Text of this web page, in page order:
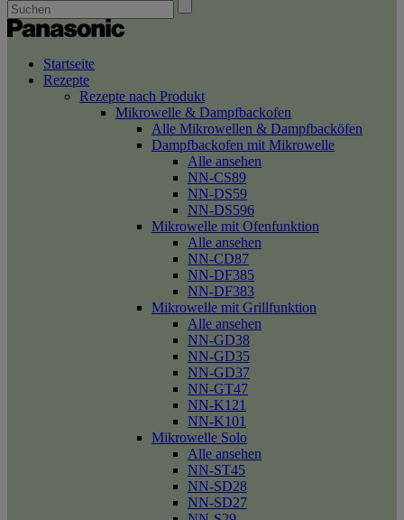
Startseite
Rezepte
Rezepte nach Produkt
Mikrowelle & Dampfbackofen
Alle Mikrowellen & Dampfbacköfen
Dampfbackofen mit Mikrowelle
Alle ansehen
NN-CS89
NN-DS59
NN-DS596
Mikrowelle mit Ofenfunktion
Alle ansehen
NN-CD87
NN-DF385
NN-DF383
Mikrowelle mit Grillfunktion
Alle ansehen
NN-GD38
NN-GD35
NN-GD37
NN-GT47
NN-K121
NN-K101
Mikrowelle Solo
Alle ansehen
NN-ST45
NN-SD28
NN-SD27